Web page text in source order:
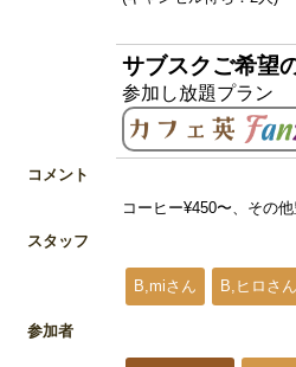
サブスクご希望
参加し放題プラン
コメント
コーヒー¥450〜、その
スタッフ
B,miさん B,ヒロさん
参加者